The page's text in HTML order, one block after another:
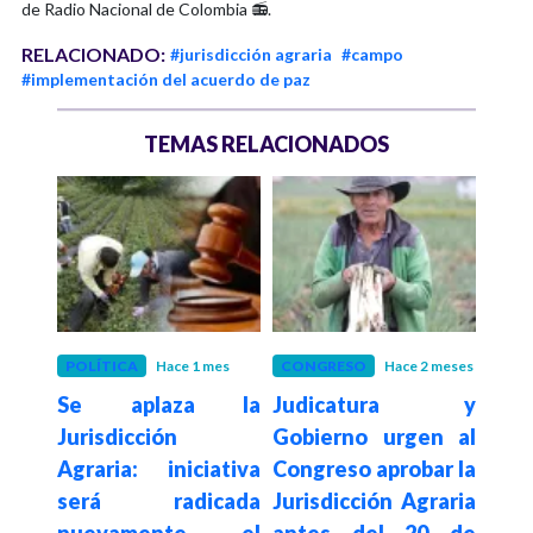
de Radio Nacional de Colombia 📻.
RELACIONADO: #jurisdicción agraria #campo
#implementación del acuerdo de paz
TEMAS RELACIONADOS
POLÍTICA Hace 1 mes
Se aplaza la
Jurisdicción
Agraria: iniciativa
será radicada
CONGRESO Hace 2 meses
Judicatura y
Gobierno urgen al
Congreso aprobar la
Jurisdicción Agraria